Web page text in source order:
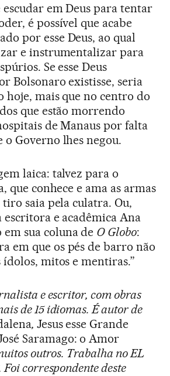
escudar em Deus para tentar
é possível que acabe
por esse Deus, ao qual
e instrumentalizar para
Se esse Deus
Bolsonaro existisse, seria
hoje, mais que no centro do
que estão morrendo
de Manaus por falta
o Governo lhes negou.
laica: talvez para o
que conhece e ama as armas
saia pela culatra. Ou,
e acadêmica Ana
sua coluna de O Globo:
em que os pés de barro não
mitos e mentiras.”
e escritor, com obras
de 15 idiomas. É autor de
, Jesus esse Grande
Saramago: o Amor
outros. Trabalha no EL
Foi correspondente deste